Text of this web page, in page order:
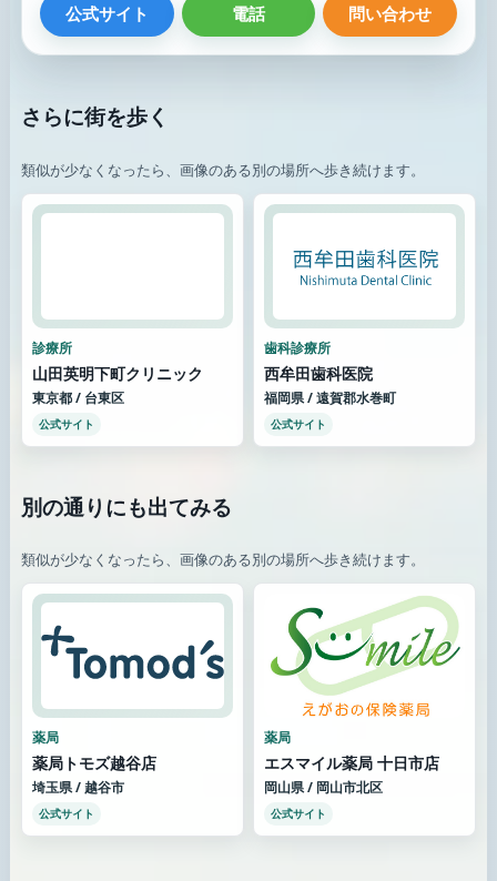
公式サイト 電話 問い合わせ
さらに街を歩く
類似が少なくなったら、画像のある別の場所へ歩き続けます。
診療所
山田英明下町クリニック
東京都 / 台東区
公式サイト
歯科診療所
西牟田歯科医院
福岡県 / 遠賀郡水巻町
公式サイト
別の通りにも出てみる
類似が少なくなったら、画像のある別の場所へ歩き続けます。
薬局
薬局トモズ越谷店
埼玉県 / 越谷市
公式サイト
薬局
エスマイル薬局 十日市店
岡山県 / 岡山市北区
公式サイト